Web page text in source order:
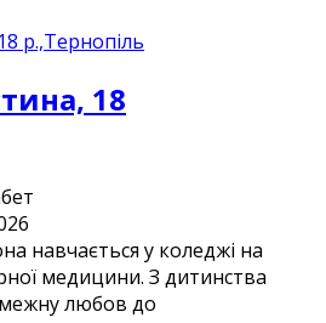
18
навчається у коледжі на
медицини. З дитинства
любов до